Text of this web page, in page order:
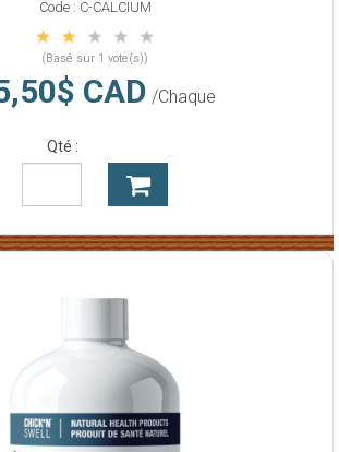
Code : C-CALCIUM
(Basé sur 1 vote(s))
CAD /Chaque
Qté :